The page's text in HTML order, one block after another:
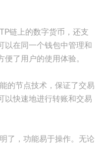
链上的数字货币，还支
以在同一个钱包中管理和
了用户的使用体验。
的节点技术，保证了交易
以快速地进行转账和交易
了，功能易于操作。无论